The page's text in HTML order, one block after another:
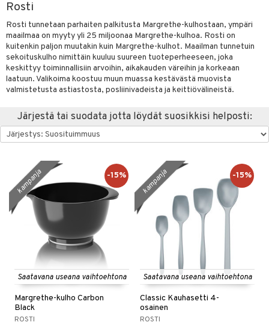
Rosti
Rosti tunnetaan parhaiten palkitusta Margrethe-kulhostaan, ympäri
maailmaa on myyty yli 25 miljoonaa Margrethe-kulhoa. Rosti on
kuitenkin paljon muutakin kuin Margrethe-kulhot. Maailman tunnetuin
sekoituskulho nimittäin kuuluu suureen tuoteperheeseen, joka
keskittyy toiminnallisiin arvoihin, aikakauden väreihin ja korkeaan
laatuun. Valikoima koostuu muun muassa kestävästä muovista
valmistetusta astiastosta, posliinivadeista ja keittiövälineistä.
Järjestä tai suodata jotta löydät suosikkisi helposti:
Saatavana useana vaihtoehtona
Margrethe-kulho Carbon
Black
ROSTI
kampanja -15%
Saatavana useana vaihtoehtona
Classic Kauhasetti 4-
osainen
ROSTI
kampanja -15%
& Sähkövatkaimet
koneet
& Cocktailasit
& Aveclasit
& Konjakkilasit
lautaset
Maustemyllyt
/ Outdoor
& Kulhot
Siivous
Leivontavuoat
& Tyynyliinat
& Peitot
& Korit
& Veistokset
Art
& Lyhdyt
& Koukut
& Korit
tekstiilit
tekstiilit
tekstiilit
& Tyynyliinat
& Peitot
hyönteissuoja
ruokinta
& Lyhdyt
& vastauksia